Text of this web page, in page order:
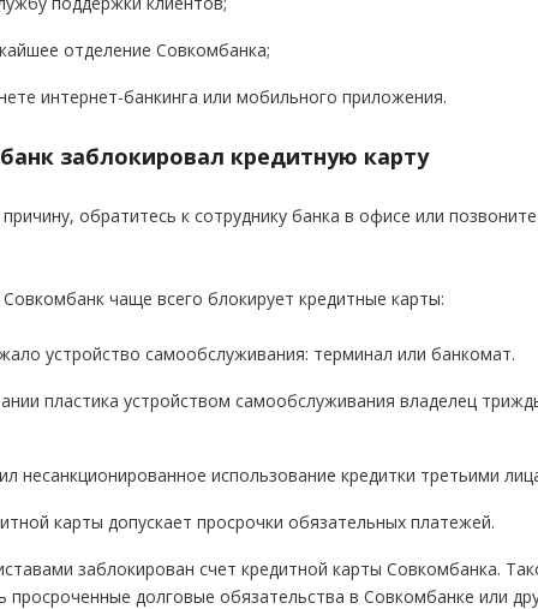
отделение Совкомбанка;
интернет-банкинга или мобильного приложения.
заблокировал кредитную карту
обратитесь к сотруднику банка в офисе или
чаще всего блокирует кредитные карты:
устройство самообслуживания: терминал или банкомат.
пластика устройством самообслуживания владелец
несанкционированное использование кредитки третьими
карты допускает просрочки обязательных платежей.
заблокирован счет кредитной карты Совкомбанка.
просроченные долговые обязательства в Совкомбанке или